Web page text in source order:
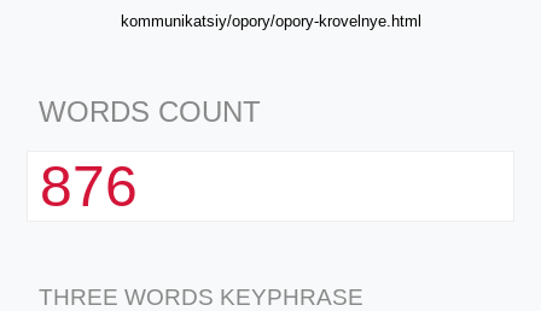
kommunikatsiy/opory/opory-krovelnye.html
WORDS COUNT
876
THREE WORDS KEYPHRASE